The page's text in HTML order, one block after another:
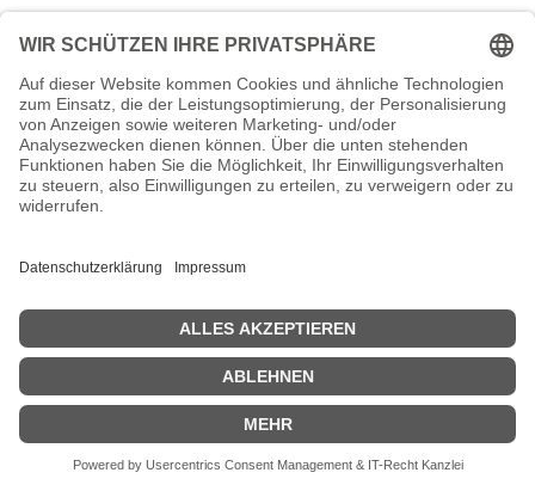
Sorry,Daniel Hähnelhas no availability for an appointment.
Zurück zum Terminoderkontaktieren Sie uns.